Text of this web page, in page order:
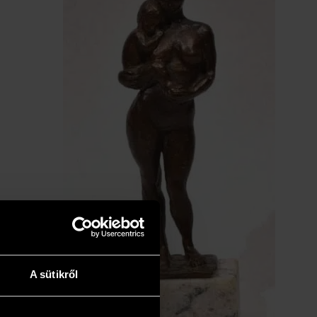
A sütikről